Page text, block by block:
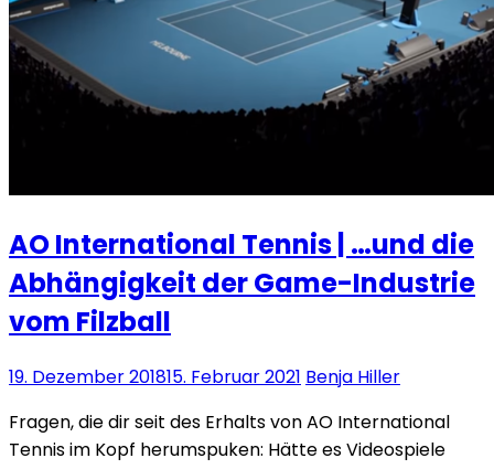
AO International Tennis | …und die
Abhängigkeit der Game-Industrie
vom Filzball
19. Dezember 201815. Februar 2021 Benja Hiller
Fragen, die dir seit des Erhalts von AO International
Tennis im Kopf herumspuken: Hätte es Videospiele